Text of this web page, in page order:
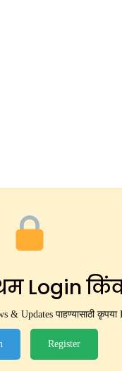
Login
& Updates पाहण्यासाठी
Register